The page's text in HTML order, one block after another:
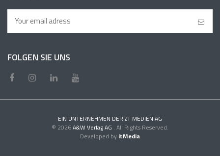
FOLGEN SIE UNS
EIN UNTERNEHMEN DER ZT MEDIEN AG
© 2026A&W Verlag AG . All Rights Reserved.
Developed by itMedia